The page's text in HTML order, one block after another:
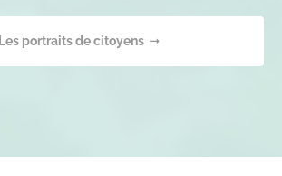
Les portraits de citoyens